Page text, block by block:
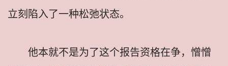
立刻陷入了一种松弛状态。
他本就不是为了这个报告资格在争，憎憎